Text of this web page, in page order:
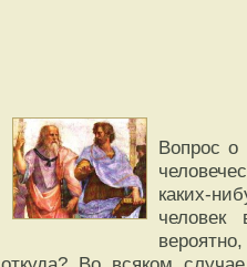
Вопрос о
каких-